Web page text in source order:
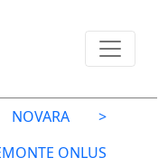
NOVARA
>
ONLUS